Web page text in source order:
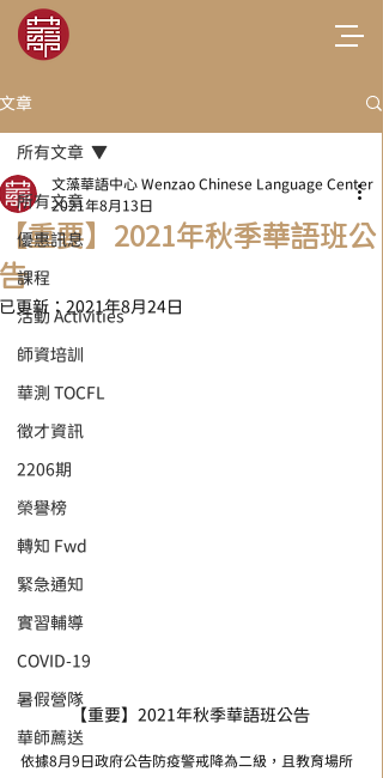
文章
所有文章
優惠訊息
課程
活動 Activities
師資培訓
華測 TOCFL
徵才資訊
2206期
榮譽榜
轉知 Fwd
緊急通知
實習輔導
COVID-19
暑假營隊
華師薦送
所有文章
【重要】2021年秋季華語班公
告
文藻華語中心 Wenzao Chinese Language Center
2021年8月13日
已更新： 2021年8月24日
【重要】2021年秋季華語班公告
依據8月9日政府公告防疫警戒降為二級，且教育場所